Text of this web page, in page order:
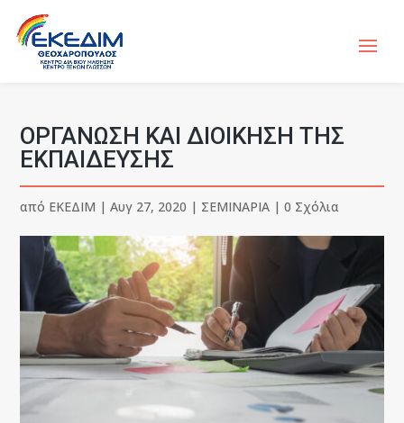
ΟΡΓΑΝΩΣΗ ΚΑΙ ΔΙΟΙΚΗΣΗ ΤΗΣ
ΕΚΠΑΙΔΕΥΣΗΣ
από ΕΚΕΔΙΜ |Αυγ 27, 2020 | ΣΕΜΙΝΑΡΙΑ |0 Σχόλια